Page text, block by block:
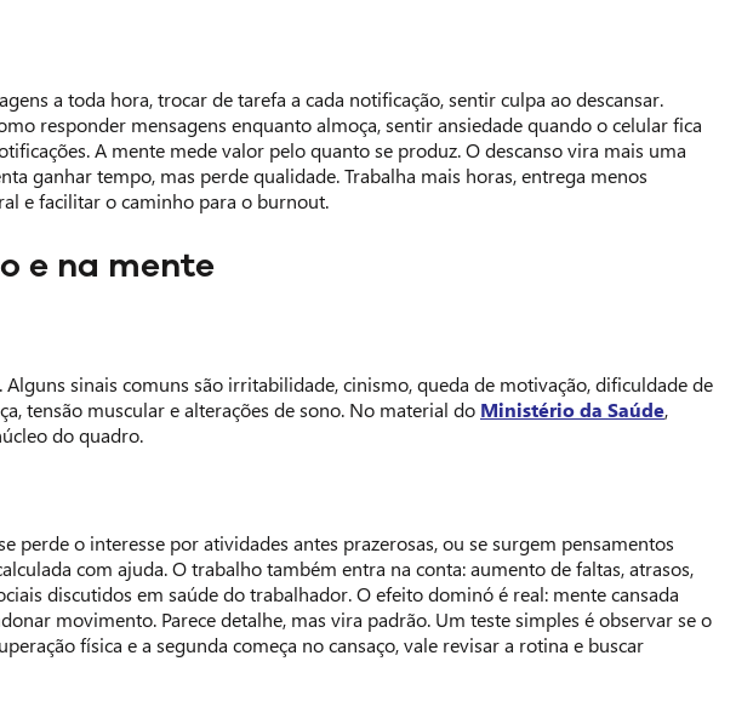
a toda hora, trocar de tarefa a cada notificação, sentir culpa ao descansar.
responder mensagens enquanto almoça, sentir ansiedade quando o celular fica
A mente mede valor pelo quanto se produz. O descanso vira mais uma
ganhar tempo, mas perde qualidade. Trabalha mais horas, entrega menos
e facilitar o caminho para o burnout.
e na mente
sinais comuns são irritabilidade, cinismo, queda de motivação, dificuldade de
tensão muscular e alterações de sono. No material do Ministério da Saúde,
do quadro.
perde o interesse por atividades antes prazerosas, ou se surgem pensamentos
com ajuda. O trabalho também entra na conta: aumento de faltas, atrasos,
discutidos em saúde do trabalhador. O efeito dominó é real: mente cansada
movimento. Parece detalhe, mas vira padrão. Um teste simples é observar se o
física e a segunda começa no cansaço, vale revisar a rotina e buscar